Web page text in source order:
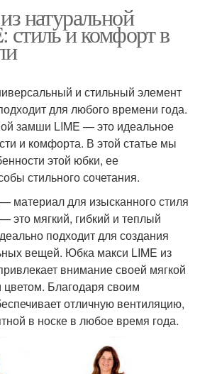
натуральной
и комфорт в
и стильный элемент
для любого времени года.
замши LIME — это идеальное
и комфорта. В этой статье мы
этой юбки, ее
стильного сочетания.
материал для изысканного стиля
это мягкий, гибкий и теплый
подходит для создания
вещей. Юбка макси LIME из
внимание своей мягкой
цветом. Благодаря своим
отличную вентиляцию,
в носке в любое время года.